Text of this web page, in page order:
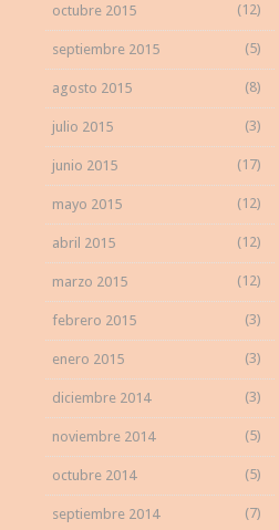
octubre 2015 (12)
septiembre 2015 (5)
agosto 2015 (8)
julio 2015 (3)
junio 2015 (17)
mayo 2015 (12)
abril 2015 (12)
marzo 2015 (12)
febrero 2015 (3)
enero 2015 (3)
diciembre 2014 (3)
noviembre 2014 (5)
octubre 2014 (5)
septiembre 2014 (7)